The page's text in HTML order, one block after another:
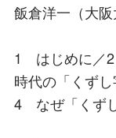
飯倉洋一（大阪
1 はじめに／
時代の「くずし
4 なぜ「くず